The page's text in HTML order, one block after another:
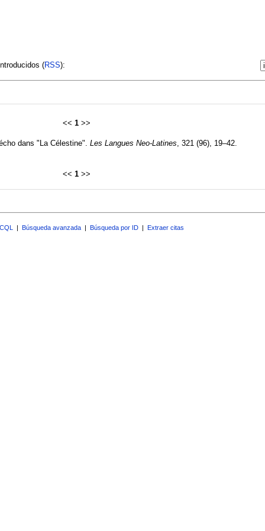
(RSS):
<< 1>>
dans "La Célestine". Les Langues Neo-Latines , 321 (96), 19–42.
<< 1>>
| Búsqueda avanzada | Búsqueda por ID | Extraer citas